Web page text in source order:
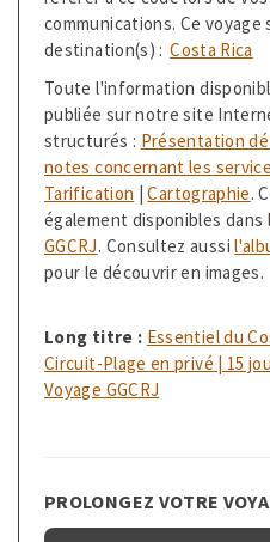
communications. Ce
destination(s) : Costa Rica
Toute l'information
publiée sur notre site
structurés : Présentation
notes concernant les
Tarification |Cartographie.
également disponibles dans
GGCRJ. Consultez aussi
pour le découvrir en images.
Long titre : Essentiel du
Circuit-Plage en privé | 15
Voyage GGCRJ
PROLONGEZ VOTRE